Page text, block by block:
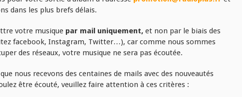
dans les plus brefs délais.
votre musique par mail uniquement, et non par le biais des
facebook, Instagram, Twitter…), car comme nous sommes
des réseaux, votre musique ne sera pas écoutée.
nous recevons des centaines de mails avec des nouveautés
être écouté, veuillez faire attention à ces critères :